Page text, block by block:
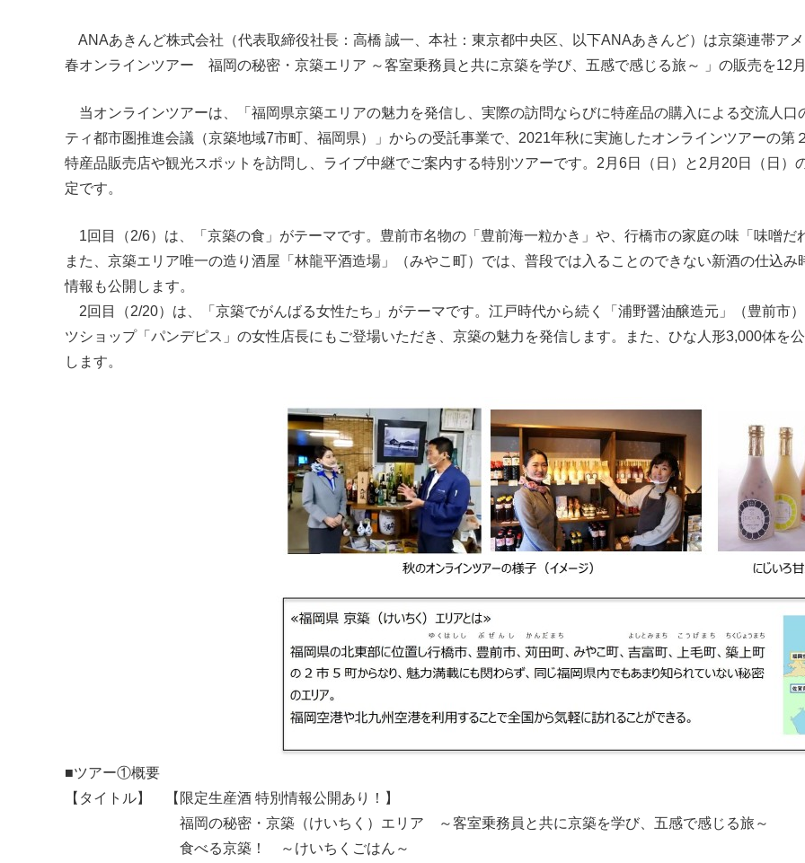
ANAあきんど株式会社（代表取締役社長：高橋 誠一、本社：東京都中央区、以下ANAあきんど）は京築連帯ア
春オンラインツアー 福岡の秘密・京築エリア ～客室乗務員と共に京築を学び、五感で感じる旅～ 」の販売を12
当オンラインツアーは、「福岡県京築エリアの魅力を発信し、実際の訪問ならびに特産品の購入による交流人
ティ都市圏推進会議（京築地域7市町、福岡県）」からの受託事業で、2021年秋に実施したオンラインツアーの
特産品販売店や観光スポットを訪問し、ライブ中継でご案内する特別ツアーです。2月6日（日）と2月20日（日
定です。
1回目（2/6）は、「京築の食」がテーマです。豊前市名物の「豊前海一粒かき」や、行橋市の家庭の味「味噌
また、京築エリア唯一の造り酒屋「林龍平酒造場」（みやこ町）では、普段では入ることのできない新酒の仕込
情報も公開します。
2回目（2/20）は、「京築でがんばる女性たち」がテーマです。江戸時代から続く「浦野醤油醸造元」（豊前市
ツショップ「パンデピス」の女性店長にもご登場いただき、京築の魅力を発信します。また、ひな人形3,000体を
します。
■ツアー①概要
【タイトル】 【限定生産酒 特別情報公開あり！】
福岡の秘密・京築（けいちく）エリア ～客室乗務員と共に京築を学び、五感で感じる旅～
食べる京築！ ～けいちくごはん～